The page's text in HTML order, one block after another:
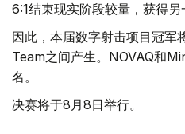
6:1结束现实阶段较量，获得另
因此，本届数字射击项目冠
Team之间产生。NOVAQ和
名。
决赛将于8月8日举行。